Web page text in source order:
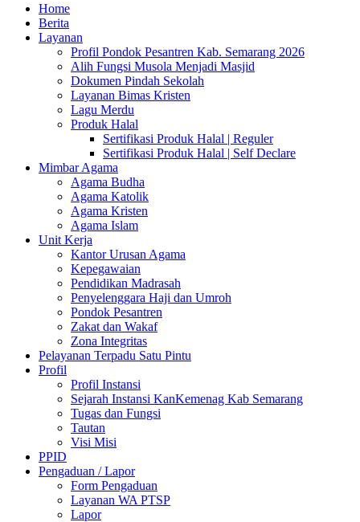
Home
Berita
Layanan
Profil Pondok Pesantren Kab. Semarang 2026
Alih Fungsi Musola Menjadi Masjid
Dokumen Pindah Sekolah
Layanan Bimas Kristen
Lagu Merdu
Produk Halal
Sertifikasi Produk Halal | Reguler
Sertifikasi Produk Halal | Self Declare
Mimbar Agama
Agama Budha
Agama Katolik
Agama Kristen
Agama Islam
Unit Kerja
Kantor Urusan Agama
Kepegawaian
Pendidikan Madrasah
Penyelenggara Haji dan Umroh
Pondok Pesantren
Zakat dan Wakaf
Zona Integritas
Pelayanan Terpadu Satu Pintu
Profil
Profil Instansi
Sejarah Instansi KanKemenag Kab Semarang
Tugas dan Fungsi
Tautan
Visi Misi
PPID
Pengaduan / Lapor
Form Pengaduan
Layanan WA PTSP
Lapor